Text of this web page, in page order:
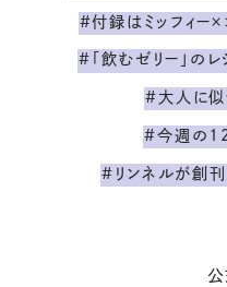
#付録はミッフィー×
#「飲むゼリー」の
#大人に似
#今週の
#リンネルが創刊